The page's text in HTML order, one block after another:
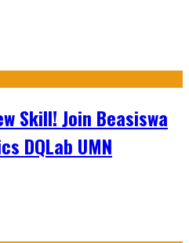
Skill! Join Beasiswa
DQLab UMN